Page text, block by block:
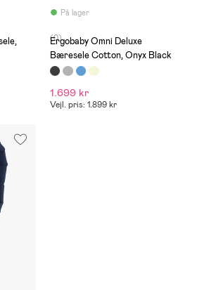
På lager
(0)
Ergobaby Omni Deluxe
Bæresele Cotton, Onyx Black
1.699 kr
Vejl. pris: 1.899 kr